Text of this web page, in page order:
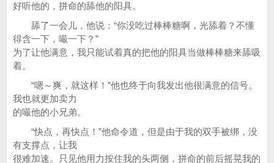
好听他的，拼命的舔他的阳具。
舔了一会儿，他说：“你没吃过棒棒糖啊，光舔着？不懂
得含一下，嘬一下？”
为了让他满意，我只能试着真的把他的阳具当做棒棒糖来舔吸
着。
“嗯～爽，就这样！”他也终于向我发出他很满意的信号。
我也就更加卖力
的嘬他的小兄弟。
“快点，再快点！”他命令道，但是由于我的双手被绑，没
有支撑点，让我
很难加速。只见他用力按住我的头两侧，拼命的前后摇晃我的